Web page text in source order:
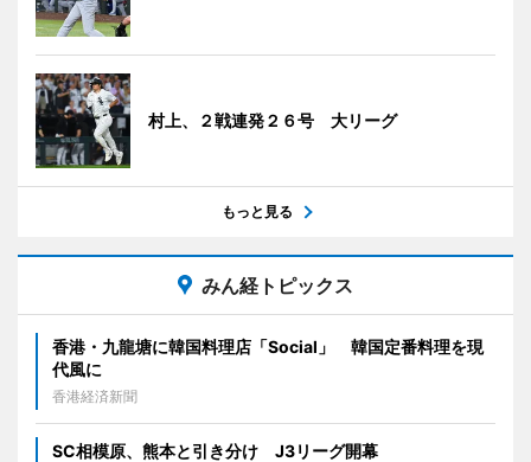
村上、２戦連発２６号 大リーグ
もっと見る
みん経トピックス
香港・九龍塘に韓国料理店「Social」 韓国定番料理を現
代風に
香港経済新聞
SC相模原、熊本と引き分け J3リーグ開幕